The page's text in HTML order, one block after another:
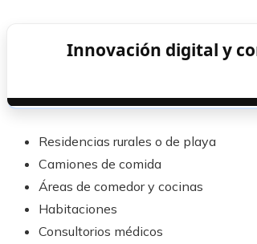
Innovación digital y
Residencias rurales o de playa
Camiones de comida
Áreas de comedor y cocinas
Habitaciones
Consultorios médicos